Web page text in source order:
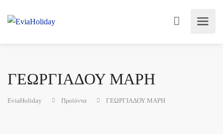
ΓΕΩΡΓΙΑΔΟΥ ΜΑΡΗ
EviaHoliday Προϊόντα ΓΕΩΡΓΙΑΔΟΥ ΜΑΡΗ